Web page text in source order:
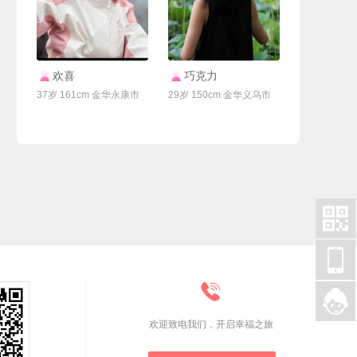
欢喜
37岁 161cm 金华永康市
联系Ta
巧克力
29岁 150cm 金华义乌市

欢迎致电我们，开启幸福之旅

